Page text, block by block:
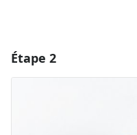
Étape 2